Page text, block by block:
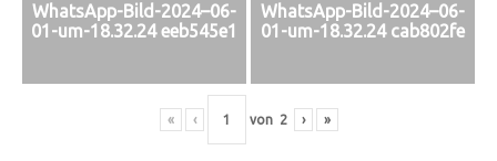
WhatsApp-Bild-2024–06-
01-um-18.32.24 eeb545e1
WhatsApp-Bild-2024–06-
01-um-18.32.24 cab802fe
« ‹ von 2 › »